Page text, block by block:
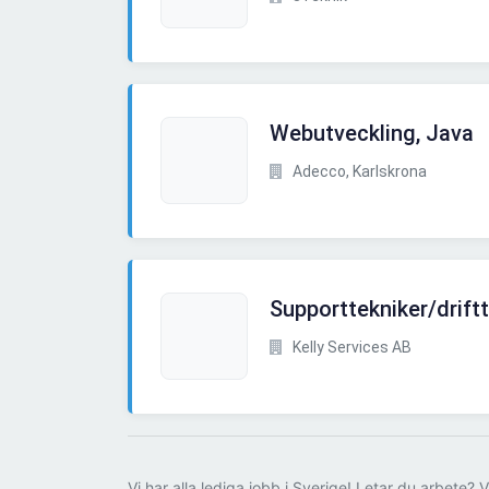
Webutveckling, Java
Adecco, Karlskrona
Supporttekniker/
Kelly Services AB